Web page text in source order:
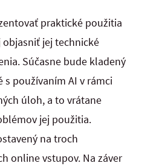
praktické použitia
jej technické
Súčasne bude kladený
s používaním AI v rámci
úloh, a to vrátane
jej použitia.
na troch
online vstupov. Na záver